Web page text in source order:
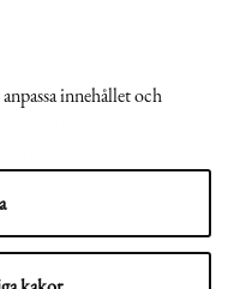
innehållet och